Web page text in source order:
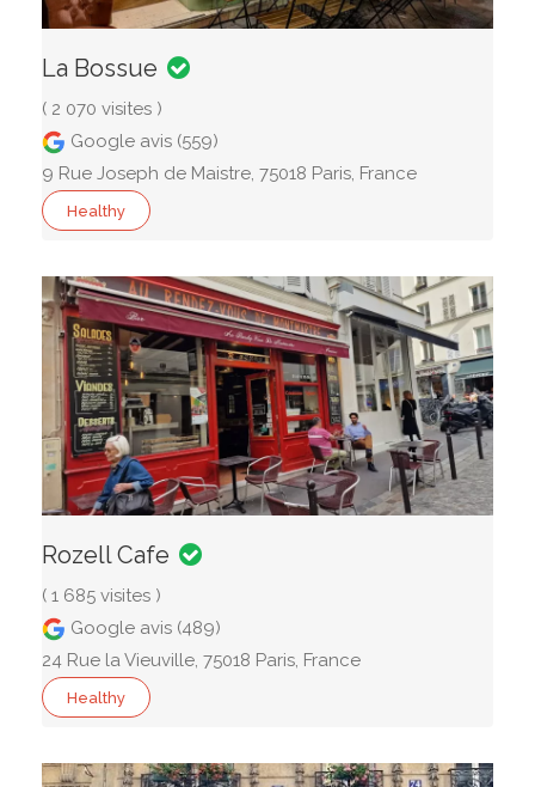
La Bossue
( 2 070 visites )
Google avis (559)
9 Rue Joseph de Maistre, 75018 Paris, France
Healthy
Rozell Cafe
( 1 685 visites )
Google avis (489)
24 Rue la Vieuville, 75018 Paris, France
Healthy